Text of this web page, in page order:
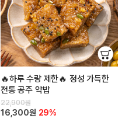
🔥하루 수량 제한🔥 정성 가득한
전통 공주 약밥
22,900원
16,300원 29%